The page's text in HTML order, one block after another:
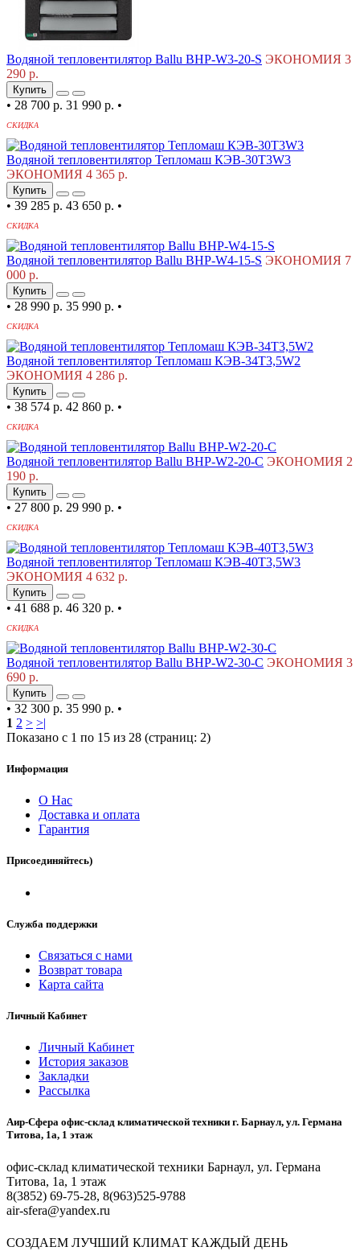
Водяной тепловентилятор Ballu BHP-W3-20-S ЭКОНОМИЯ 3
290 р.
Купить
• 28 700 р. 31 990 р. •
СКИДКА
Водяной тепловентилятор Тепломаш КЭВ-30T3W3
ЭКОНОМИЯ 4 365 р.
Купить
• 39 285 р. 43 650 р. •
СКИДКА
Водяной тепловентилятор Ballu BHP-W4-15-S ЭКОНОМИЯ 7
000 р.
Купить
• 28 990 р. 35 990 р. •
СКИДКА
Водяной тепловентилятор Тепломаш КЭВ-34T3,5W2
ЭКОНОМИЯ 4 286 р.
Купить
• 38 574 р. 42 860 р. •
СКИДКА
Водяной тепловентилятор Ballu BHP-W2-20-C ЭКОНОМИЯ 2
190 р.
Купить
• 27 800 р. 29 990 р. •
СКИДКА
Водяной тепловентилятор Тепломаш КЭВ-40T3,5W3
ЭКОНОМИЯ 4 632 р.
Купить
• 41 688 р. 46 320 р. •
СКИДКА
Водяной тепловентилятор Ballu BHP-W2-30-C ЭКОНОМИЯ 3
690 р.
Купить
• 32 300 р. 35 990 р. •
1 2 > >|
Показано с 1 по 15 из 28 (страниц: 2)
Информация
О Нас
Доставка и оплата
Гарантия
Присоединяйтесь)
Служба поддержки
Связаться с нами
Возврат товара
Карта сайта
Личный Кабинет
Личный Кабинет
История заказов
Закладки
Рассылка
Аир-Сфера офис-склад климатической техники г. Барнаул, ул. Германа
Титова, 1а, 1 этаж
офис-склад климатической техники Барнаул, ул. Германа
Титова, 1а, 1 этаж
8(3852) 69-75-28, 8(963)525-9788
air-sfera@yandex.ru
СОЗДАЕМ ЛУЧШИЙ КЛИМАТ КАЖДЫЙ ДЕНЬ